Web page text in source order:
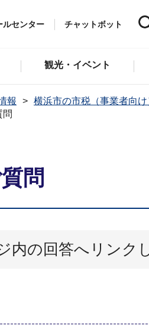
ルセンター チャットボット
観光・イベント
報
横浜市の市税（事業者向け
問
問
の回答へリンク